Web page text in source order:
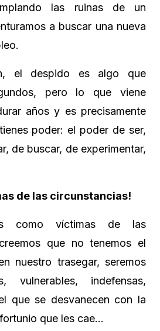
las ruinas de un
a buscar una nueva
el despido es algo que
pero lo que viene
años y es precisamente
poder: el poder de ser,
de buscar, de experimentar,
de las circunstancias!
como víctimas de las
que no tenemos el
nuestro trasegar, seremos
vulnerables, indefensas,
que se desvanecen con la
que les cae…